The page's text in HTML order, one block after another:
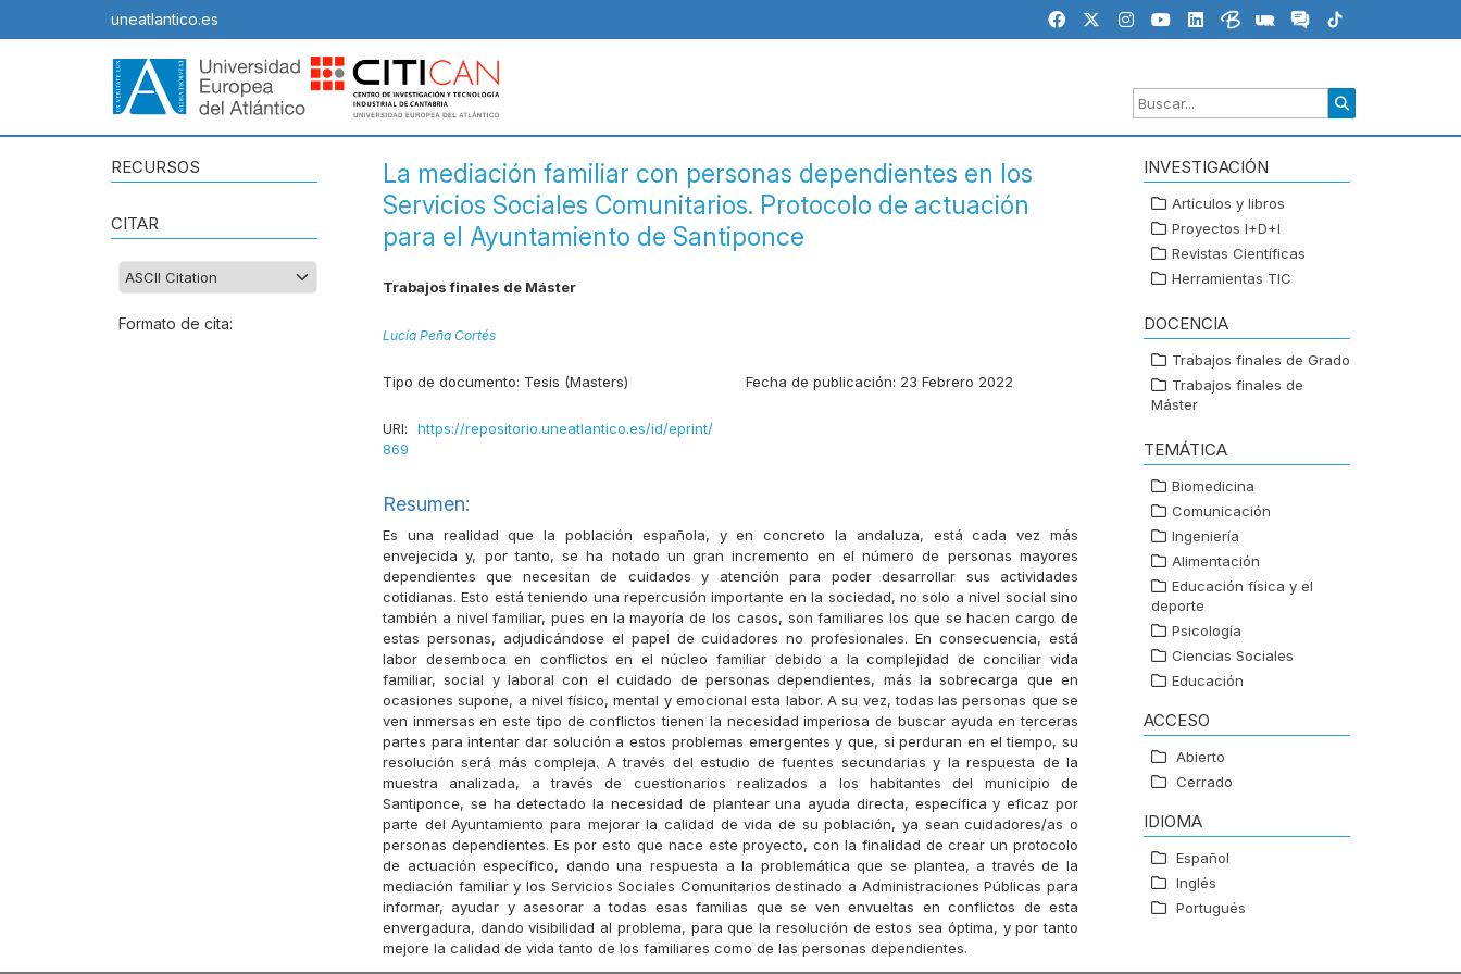
uneatlantico.es
RECURSOS
CITAR
Formato de cita:
La mediación familiar con personas dependientes en los
Servicios Sociales Comunitarios. Protocolo de actuación
para el Ayuntamiento de Santiponce
Trabajos finales de Máster
Lucía Peña Cortés
Tipo de documento: Tesis (Masters) Fecha de publicación: 23 Febrero 2022
URI: https://repositorio.uneatlantico.es/id/eprint/
869
Resumen:
Es una realidad que la población española, y en concreto la andaluza, está cada vez más
envejecida y, por tanto, se ha notado un gran incremento en el número de personas mayores
dependientes que necesitan de cuidados y atención para poder desarrollar sus actividades
cotidianas. Esto está teniendo una repercusión importante en la sociedad, no solo a nivel social sino
también a nivel familiar, pues en la mayoría de los casos, son familiares los que se hacen cargo de
estas personas, adjudicándose el papel de cuidadores no profesionales. En consecuencia, está
labor desemboca en conflictos en el núcleo familiar debido a la complejidad de conciliar vida
familiar, social y laboral con el cuidado de personas dependientes, más la sobrecarga que en
ocasiones supone, a nivel físico, mental y emocional esta labor. A su vez, todas las personas que se
ven inmersas en este tipo de conflictos tienen la necesidad imperiosa de buscar ayuda en terceras
partes para intentar dar solución a estos problemas emergentes y que, si perduran en el tiempo, su
resolución será más compleja. A través del estudio de fuentes secundarias y la respuesta de la
muestra analizada, a través de cuestionarios realizados a los habitantes del municipio de
Santiponce, se ha detectado la necesidad de plantear una ayuda directa, específica y eficaz por
parte del Ayuntamiento para mejorar la calidad de vida de su población, ya sean cuidadores/as o
personas dependientes. Es por esto que nace este proyecto, con la finalidad de crear un protocolo
de actuación específico, dando una respuesta a la problemática que se plantea, a través de la
mediación familiar y los Servicios Sociales Comunitarios destinado a Administraciones Públicas para
informar, ayudar y asesorar a todas esas familias que se ven envueltas en conflictos de esta
envergadura, dando visibilidad al problema, para que la resolución de estos sea óptima, y por tanto
mejore la calidad de vida tanto de los familiares como de las personas dependientes.
INVESTIGACIÓN
Artículos y libros
Proyectos I+D+I
Revistas Científicas
Herramientas TIC
DOCENCIA
Trabajos finales de Grado
Trabajos finales de
Máster
TEMÁTICA
Biomedicina
Comunicación
Ingeniería
Alimentación
Educación física y el
deporte
Psicología
Ciencias Sociales
Educación
ACCESO
Abierto
Cerrado
IDIOMA
Español
Inglés
Portugués